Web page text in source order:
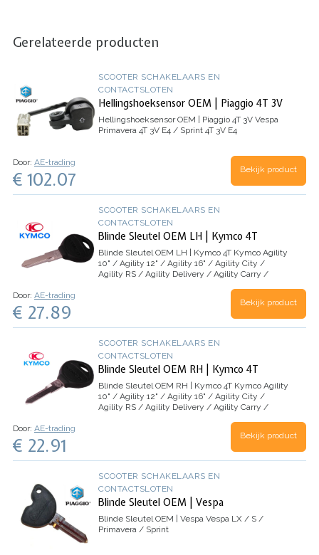
Gerelateerde producten
SCOOTER SCHAKELAARS EN
CONTACTSLOTEN
Hellingshoeksensor OEM | Piaggio 4T 3V
Hellingshoeksensor OEM | Piaggio 4T 3V Vespa
Primavera 4T 3V E4 / Sprint 4T 3V E4
Door: AE-trading
€ 102.07 Bekijk product
SCOOTER SCHAKELAARS EN
CONTACTSLOTEN
Blinde Sleutel OEM LH | Kymco 4T
Blinde Sleutel OEM LH | Kymco 4T Kymco Agility
10" / Agility 12" / Agility 16" / Agility City /
Agility RS / Agility Delivery / Agility Carry /
Vitality / Yup / Top Boy / VP50 /…
Door: AE-trading
€ 27.89 Bekijk product
SCOOTER SCHAKELAARS EN
CONTACTSLOTEN
Blinde Sleutel OEM RH | Kymco 4T
Blinde Sleutel OEM RH | Kymco 4T Kymco Agility
10" / Agility 12" / Agility 16" / Agility City /
Agility RS / Agility Delivery / Agility Carry /
Vitality / Yup / Top Boy / VP50 /…
Door: AE-trading
€ 22.91 Bekijk product
SCOOTER SCHAKELAARS EN
CONTACTSLOTEN
Blinde Sleutel OEM | Vespa
Blinde Sleutel OEM | Vespa Vespa LX / S /
Primavera / Sprint